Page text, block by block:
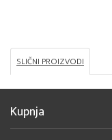
SLIČNI PROIZVODI
Kupnja